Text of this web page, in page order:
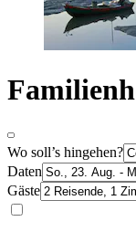
Wo soll’s hingehen?
Daten
Gäste